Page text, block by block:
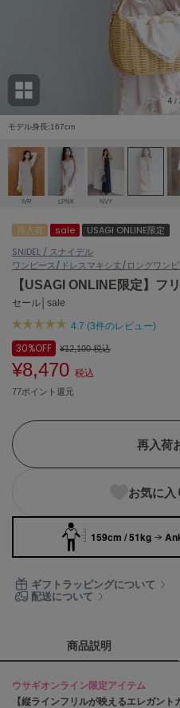
ョン雑貨 (858)
/ランジェリー (127)
ェア (119)
(124)
Ame no chi Hare
アメノチハレ
アモマ
ánuans
アニュアンス
ànuke
アンヌーク
ASICS
アシックス
Ballelite
バレリット
BANDOLIER
Barbour
バブアー
Calvin Klein
CELFORD
Clarks Premium
クラークス
モデル身長:167cm
4 /
IVR LPNK NVY
再入荷 sale
USAGI ONLINE限定
SNIDEL / スナイデル
ワンピース/ドレスマキシ丈/ロングワン
【USAGI ONLINE限定】フ
セール│sale
4.7 (3件のレビュー)
30%OFF ¥12,100税込
¥8,470 税込
77ポイント還元
再入荷
お気に入
159cm / 51kg
ギフトラッピングについて
配送について
商品説明
ウサギオンライン限定アイテム
【縦ラインフリルが映えるエレガント